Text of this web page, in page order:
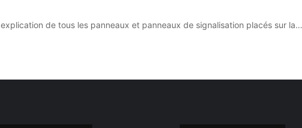
de tous les panneaux et panneaux de signalisation placés sur la…